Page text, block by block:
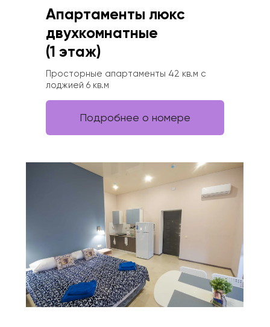
Подробнее о номере
Апартаменты люкс
двухкомнатные
(1 этаж)
Просторные апартаменты 42 кв.м с
лоджией 6 кв.м